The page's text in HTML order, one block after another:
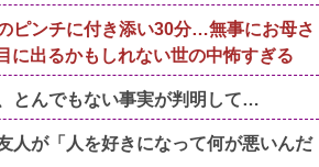
ピンチに付き添い30分…無事にお母さ
出るかもしれない世の中怖すぎる
とんでもない事実が判明して…
人が「人を好きになって何が悪いんだ